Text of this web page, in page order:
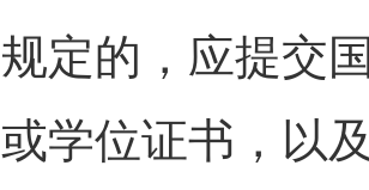
规定的，应提交
或学位证书，以